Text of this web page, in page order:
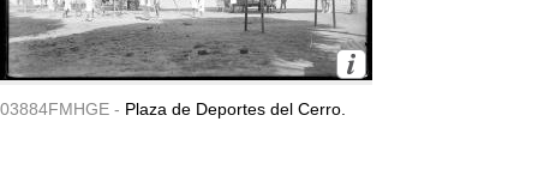
03884FMHGE - Plaza de Deportes del Cerro.